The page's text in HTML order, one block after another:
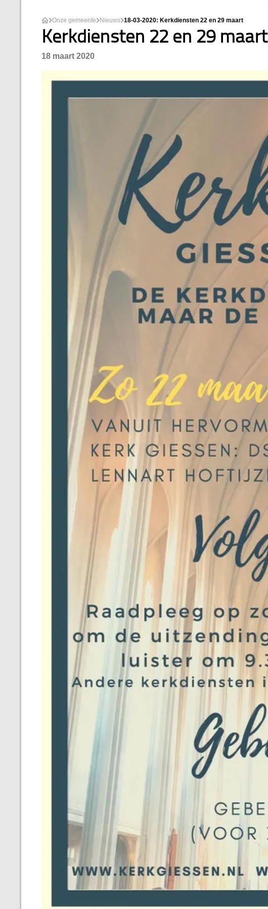
Onze gemeente Nieuws 18-03-2020: Kerkdiensten 22 en 29 maart
Kerkdiensten 22 en 29 maart
18 maart 2020